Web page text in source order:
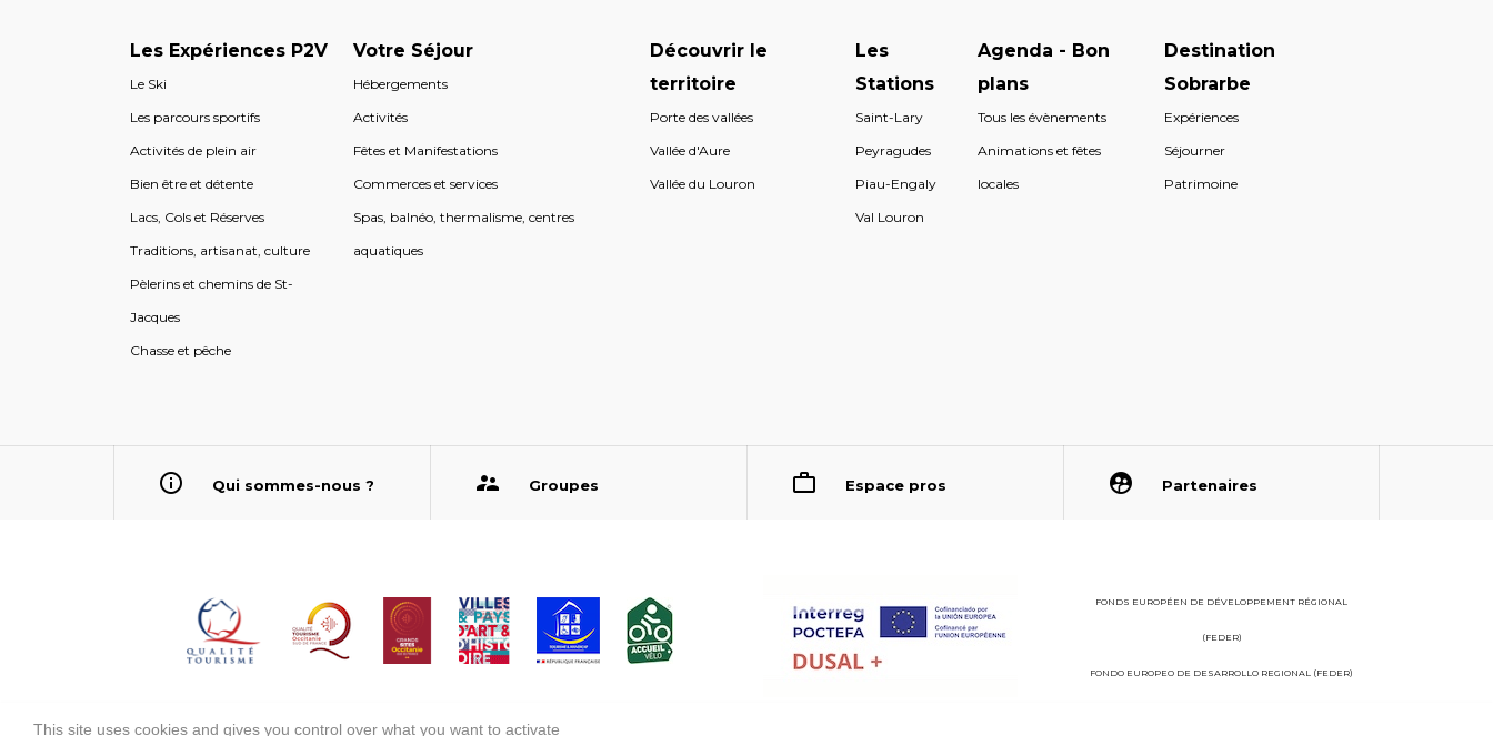
Les Expériences P2V
Le Ski
Les parcours sportifs
Activités de plein air
Bien être et détente
Lacs, Cols et Réserves
Traditions, artisanat, culture
Pèlerins et chemins de St-
Jacques
Chasse et pêche
Votre Séjour
Hébergements
Activités
Fêtes et Manifestations
Commerces et services
Spas, balnéo, thermalisme, centres
aquatiques
Découvrir le
territoire
Porte des vallées
Vallée d'Aure
Vallée du Louron
Les
Stations
Saint-Lary
Peyragudes
Piau-Engaly
Val Louron
Agenda - Bon
plans
Tous les évènements
Animations et fêtes
locales
Destination
Sobrarbe
Expériences
Séjourner
Patrimoine
Qui sommes-nous ? Groupes Espace pros Partenaires
FONDS EUROPÉEN DE DÉVELOPPEMENT RÉGIONAL
(FEDER)
FONDO EUROPEO DE DESARROLLO REGIONAL (FEDER)
This site uses cookies and gives you control over what you want to activate